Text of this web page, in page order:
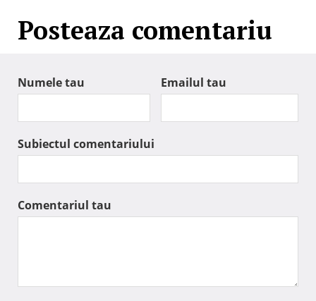
Posteaza comentariu
Numele tau Emailul tau
Subiectul comentariului
Comentariul tau